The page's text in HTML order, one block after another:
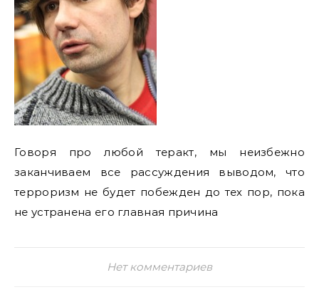
Говоря про любой теракт, мы неизбежно
заканчиваем все рассуждения выводом, что
терроризм не будет побежден до тех пор, пока
не устранена его главная причина
Нет комментариев